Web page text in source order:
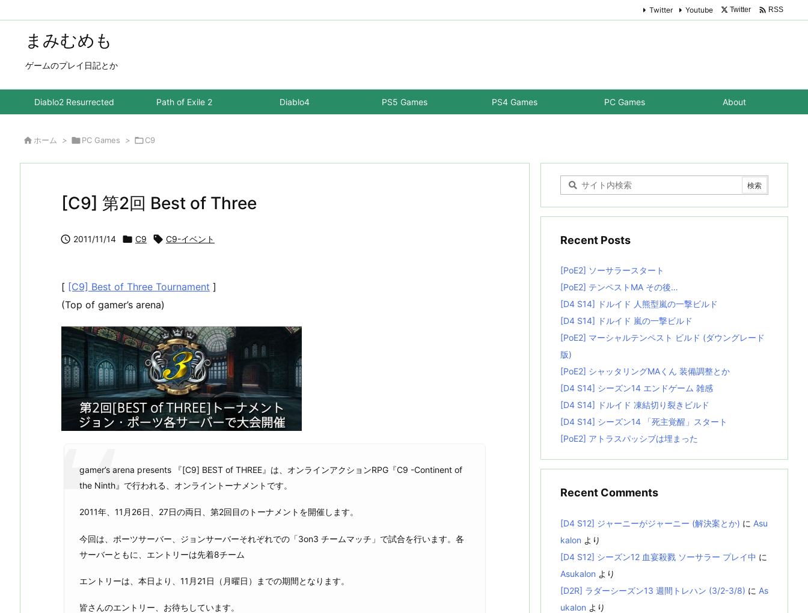
まみむめも
ゲームのプレイ日記とか
Diablo2 Resurrected Path of Exile 2 Diablo4 PS5 Games PS4 Games PC Games About
Twitter Youtube Twitter  RSS
 ホーム > PC Games > C9
[C9] 第2回 Best of Three
 2011/11/14  C9  C9-イベント
[ [C9] Best of Three Tournament ]
(Top of gamer’s arena)
gamer’s arena presents 『[C9] BEST of THREE』は、オンラインアクションRPG『C9 -Continent of
the Ninth』で行われる、オンライントーナメントです。
2011年、11月26日、27日の両日、第2回目のトーナメントを開催します。
今回は、ポーツサーバー、ジョンサーバーそれぞれでの「3on3 チームマッチ」で試合を行います。各
サーバーともに、エントリーは先着8チーム
エントリーは、本日より、11月21日（月曜日）までの期間となります。
皆さんのエントリー、お待ちしています。
Recent Posts
[PoE2] ソーサラースタート
[PoE2] テンペストMA その後…
[D4 S14] ドルイド 人熊型嵐の一撃ビルド
[D4 S14] ドルイド 嵐の一撃ビルド
[PoE2] マーシャルテンペスト ビルド (ダウングレード
版)
[PoE2] シャッタリングMAくん 装備調整とか
[D4 S14] シーズン14 エンドゲーム 雑感
[D4 S14] ドルイド 凍結切り裂きビルド
[D4 S14] シーズン14 「死主覚醒」スタート
[PoE2] アトラスパッシブは埋まった
Recent Comments
[D4 S12] ジャーニーがジャーニー (解決案とか) に Asu
kalon より
[D4 S12] シーズン12 血宴殺戮 ソーサラー プレイ中 に
Asukalon より
[D2R] ラダーシーズン13 週間トレハン (3/2-3/8) に As
ukalon より